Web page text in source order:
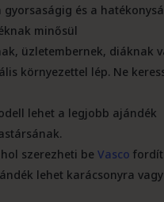
és a
minősül
üzletembernek, diáknak
környezettel lép. Ne
lehet a legjobb ajándék
szerezheti beVasco
lehet karácsonyra vagy